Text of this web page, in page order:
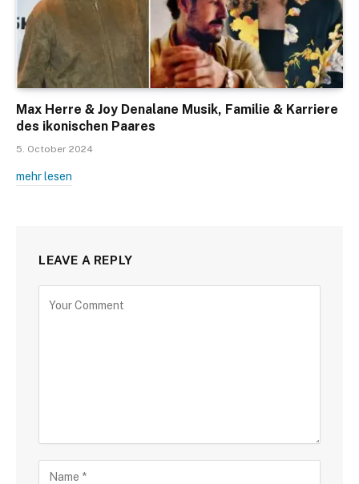
Max Herre & Joy Denalane Musik, Familie & Karriere
des ikonischen Paares
5. October 2024
mehr lesen
LEAVE A REPLY